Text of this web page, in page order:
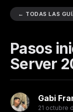
← TODAS LAS
Pasos
Server
Gabi
21 octubre